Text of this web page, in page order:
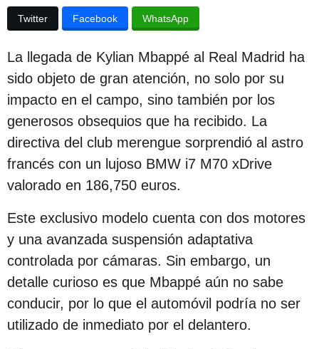
c
i
ó
n
2
a
ñ
o
s
d
e
s
d
i
Twitter Facebook WhatsApp
La llegada de Kylian Mbappé al Real Madrid ha
sido objeto de gran atención, no solo por su
impacto en el campo, sino también por los
generosos obsequios que ha recibido. La
directiva del club merengue sorprendió al astro
francés con un lujoso BMW i7 M70 xDrive
valorado en 186,750 euros.
Este exclusivo modelo cuenta con dos motores
y una avanzada suspensión adaptativa
controlada por cámaras. Sin embargo, un
detalle curioso es que Mbappé aún no sabe
conducir, por lo que el automóvil podría no ser
utilizado de inmediato por el delantero.